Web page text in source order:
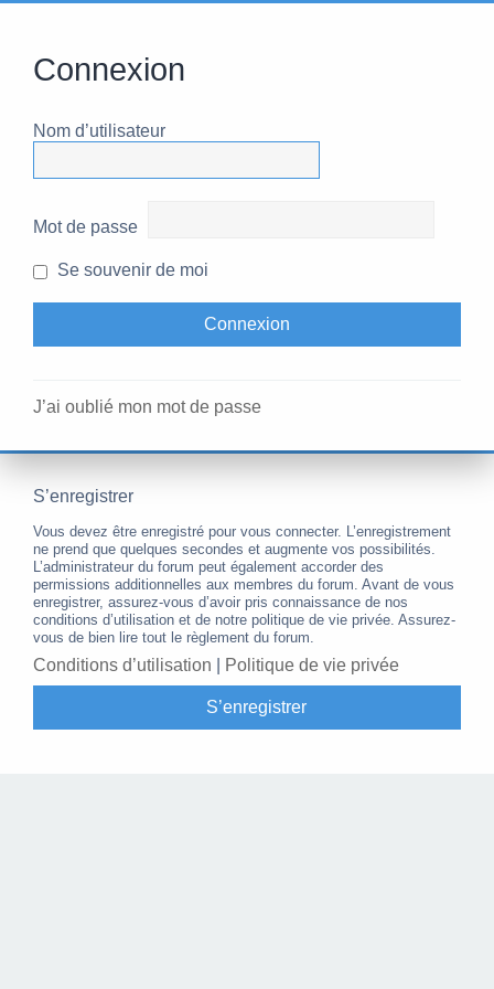
Connexion
Nom d’utilisateur
Mot de passe
Se souvenir de moi
J’ai oublié mon mot de passe
S’enregistrer
Vous devez être enregistré pour vous connecter. L’enregistrement
ne prend que quelques secondes et augmente vos possibilités.
L’administrateur du forum peut également accorder des
permissions additionnelles aux membres du forum. Avant de vous
enregistrer, assurez-vous d’avoir pris connaissance de nos
conditions d’utilisation et de notre politique de vie privée. Assurez-
vous de bien lire tout le règlement du forum.
Conditions d’utilisation Politique de vie privée
S’enregistrer